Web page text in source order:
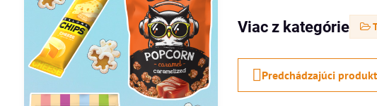
Viac z kategórie
Predchádzajúci produkt